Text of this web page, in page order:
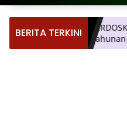
BERITA TERKINIPERDOSKI
Tahunan di
Inovasi